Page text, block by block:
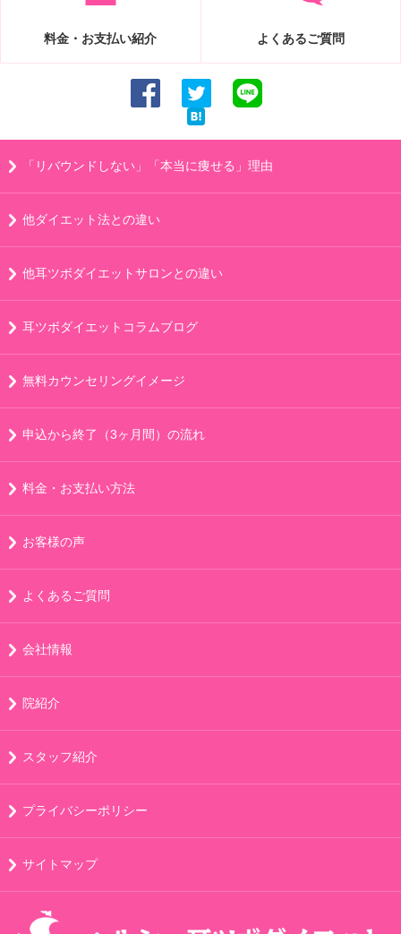
料金・お支払い紹介 よくあるご質問
「リバウンドしない」「本当に痩せる」理由
他ダイエット法との違い
他耳ツボダイエットサロンとの違い
耳ツボダイエットコラムブログ
無料カウンセリングイメージ
申込から終了（3ヶ月間）の流れ
料金・お支払い方法
お客様の声
よくあるご質問
会社情報
院紹介
スタッフ紹介
プライバシーポリシー
サイトマップ